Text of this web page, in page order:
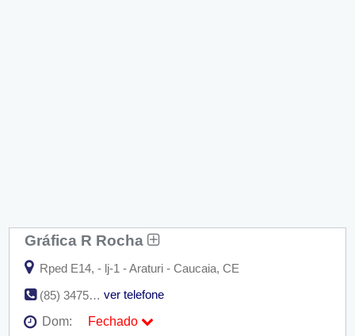
Gráfica R Rocha
Rped E14, - lj-1 - Araturi - Caucaia, CE
(85) 3475-1107
ver telefone
Dom:
Fechado